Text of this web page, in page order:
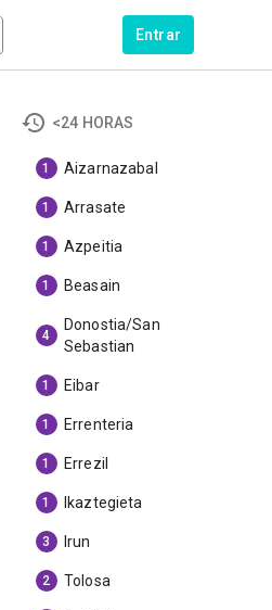
Entrar
<24 HORAS
1 Aizarnazabal
1 Arrasate
1 Azpeitia
1 Beasain
4
Donostia/San
Sebastian
1 Eibar
1 Errenteria
1 Errezil
1 Ikaztegieta
3 Irun
2 Tolosa